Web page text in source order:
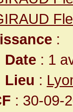
:
Date : 1
Lieu :
: 30-09-